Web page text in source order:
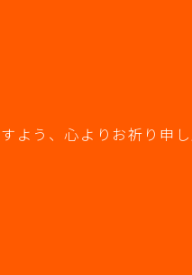
う、心よりお祈り申し